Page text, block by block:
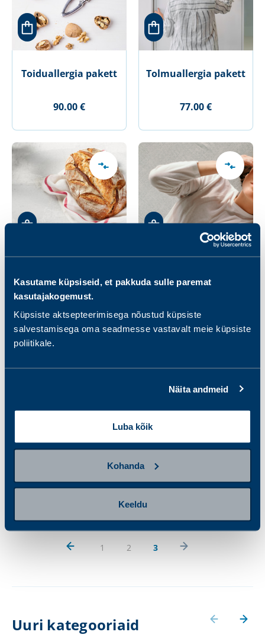
Kasutame küpsiseid, et pakkuda sulle paremat
kasutajakogemust.
Küpsiste aktsepteerimisega nõustud küpsiste
salvestamisega oma seadmesse vastavalt meie küpsiste
poliitikale.
Näita andmeid
Luba kõik
Kohanda
Keeldu
Toiduallergia pakett
90.00 €
Tolmuallergia pakett
77.00 €
27.00 €
Veresuhkru pakett
1 2 3
Uuri kategooriaid